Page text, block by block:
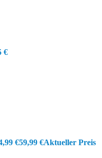
€
€59,99 €Aktueller Preis